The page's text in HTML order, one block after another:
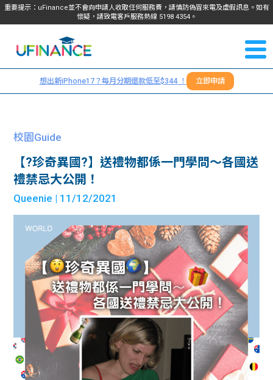
重要提示：uFinance並不會向申請人收取任何服務費，請慎防偽冒來電及虛假訊息。如有
懷疑，請致電客戶服務熱線 5198 4354。
我們
服務
貸款
貸款
計算
機
學生
故事
資訊
Blog
大專
生筍
工推
介
常見
問題
學生
福利
uFina
聯絡
們
＋
想出新iPhone17？每月分期還款低至$344 ！ 立即申請
校園Guide
【?珍奇異國?】送禮物都係一門學問～各國送
禮禁忌大公開！
Queenie | 11/12/2021